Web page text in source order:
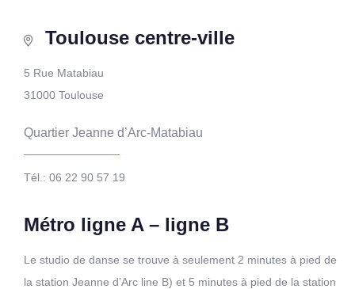
Toulouse centre-ville
5 Rue Matabiau
31000 Toulouse
Quartier Jeanne d’Arc-Matabiau
Tél.: 06 22 90 57 19
Métro ligne A – ligne B
Le studio de danse se trouve à seulement 2 minutes à pied de
la station Jeanne d’Arc line B) et 5 minutes à pied de la station